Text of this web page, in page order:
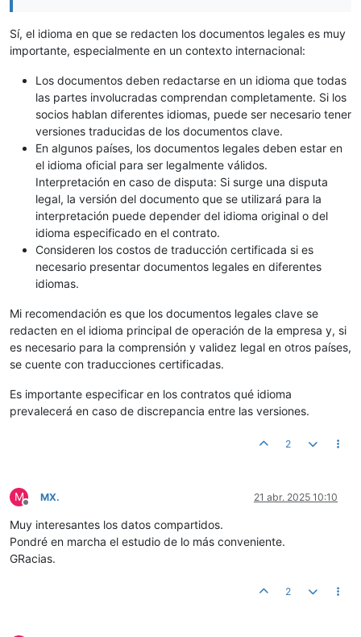
Sí, el idioma en que se redacten los documentos legales es muy
importante, especialmente en un contexto internacional:
Los documentos deben redactarse en un idioma que todas
las partes involucradas comprendan completamente. Si los
socios hablan diferentes idiomas, puede ser necesario tener
versiones traducidas de los documentos clave.
En algunos países, los documentos legales deben estar en
el idioma oficial para ser legalmente válidos.
Interpretación en caso de disputa: Si surge una disputa
legal, la versión del documento que se utilizará para la
interpretación puede depender del idioma original o del
idioma especificado en el contrato.
Consideren los costos de traducción certificada si es
necesario presentar documentos legales en diferentes
idiomas.
Mi recomendación es que los documentos legales clave se
redacten en el idioma principal de operación de la empresa y, si
es necesario para la comprensión y validez legal en otros países,
se cuente con traducciones certificadas.
Es importante especificar en los contratos qué idioma
prevalecerá en caso de discrepancia entre las versiones.
2
M
Desconectado
MX. 21 abr. 2025 10:10
Muy interesantes los datos compartidos.
Pondré en marcha el estudio de lo más conveniente.
GRacias.
2